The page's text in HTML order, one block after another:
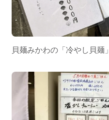
貝麺みかわの「冷やし貝麺」